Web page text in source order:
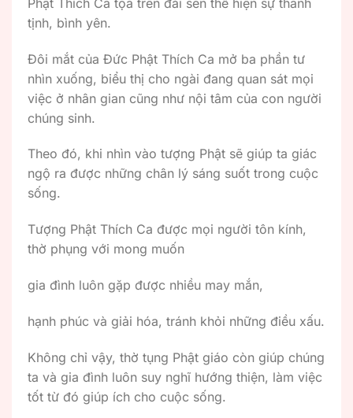
tịnh, bình yên.
Đôi mắt của Đức Phật Thích Ca mở ba phần tư
nhìn xuống, biểu thị cho ngài đang quan sát mọi
việc ở nhân gian cũng như nội tâm của con người
chúng sinh.
Theo đó, khi nhìn vào tượng Phật sẽ giúp ta giác
ngộ ra được những chân lý sáng suốt trong cuộc
sống.
Tượng Phật Thích Ca được mọi người tôn kính,
thờ phụng với mong muốn
gia đình luôn gặp được nhiều may mắn,
hạnh phúc và giải hóa, tránh khỏi những điều xấu.
Không chỉ vậy, thờ tụng Phật giáo còn giúp chúng
ta và gia đình luôn suy nghĩ hướng thiện, làm việc
tốt từ đó giúp ích cho cuộc sống.